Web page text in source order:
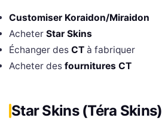
Customiser Koraidon/Miraidon
Acheter Star Skins
Échanger des CT à fabriquer
Acheter des fournitures CT
Star Skins (Téra Skins)